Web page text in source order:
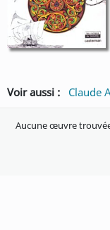
Voir aussi : Claude
Aucune œuvre